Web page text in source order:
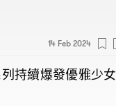
14 Feb 2024
持續爆發優雅少女